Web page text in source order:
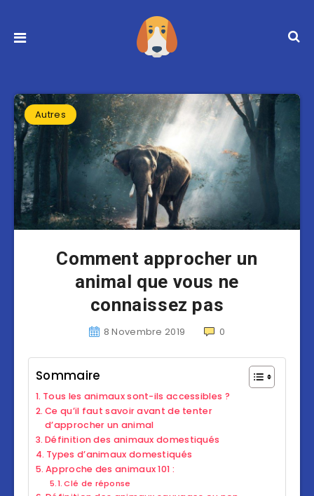
Autres
Comment approcher un
animal que vous ne
connaissez pas
8 Novembre 2019 0
Sommaire
Tous les animaux sont-ils accessibles ?
Ce qu’il faut savoir avant de tenter
d’approcher un animal
Définition des animaux domestiqués
Types d’animaux domestiqués
Approche des animaux 101 :
Clé de réponse